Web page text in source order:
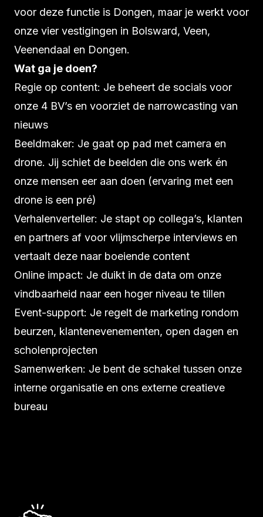
voor deze functie is Dongen, maar je werkt voor
onze vier vestigingen in Bolsward, Veen,
Veenendaal en Dongen.
Wat ga je doen?
Regie op content: Je beheert de socials voor
onze 4 BV’s en voorziet de narrowcasting van
nieuws
Beeldmaker: Je gaat op pad met camera en
drone. Jij schiet de beelden die ons werk én
onze mensen eer aan doen (ervaring met een
drone is een pré)
Verhalenverteller: Je stapt op collega’s, klanten
en partners af voor vlijmscherpe interviews en
vertaalt deze naar boeiende content
Online impact: Je duikt in de data om onze
vindbaarheid naar een hoger niveau te tillen
Event-support: Je regelt de marketing rondom
beurzen, klantenevenementen, open dagen en
scholenprojecten
Samenwerken: Je bent de schakel tussen onze
interne organisatie en ons externe creatieve
bureau